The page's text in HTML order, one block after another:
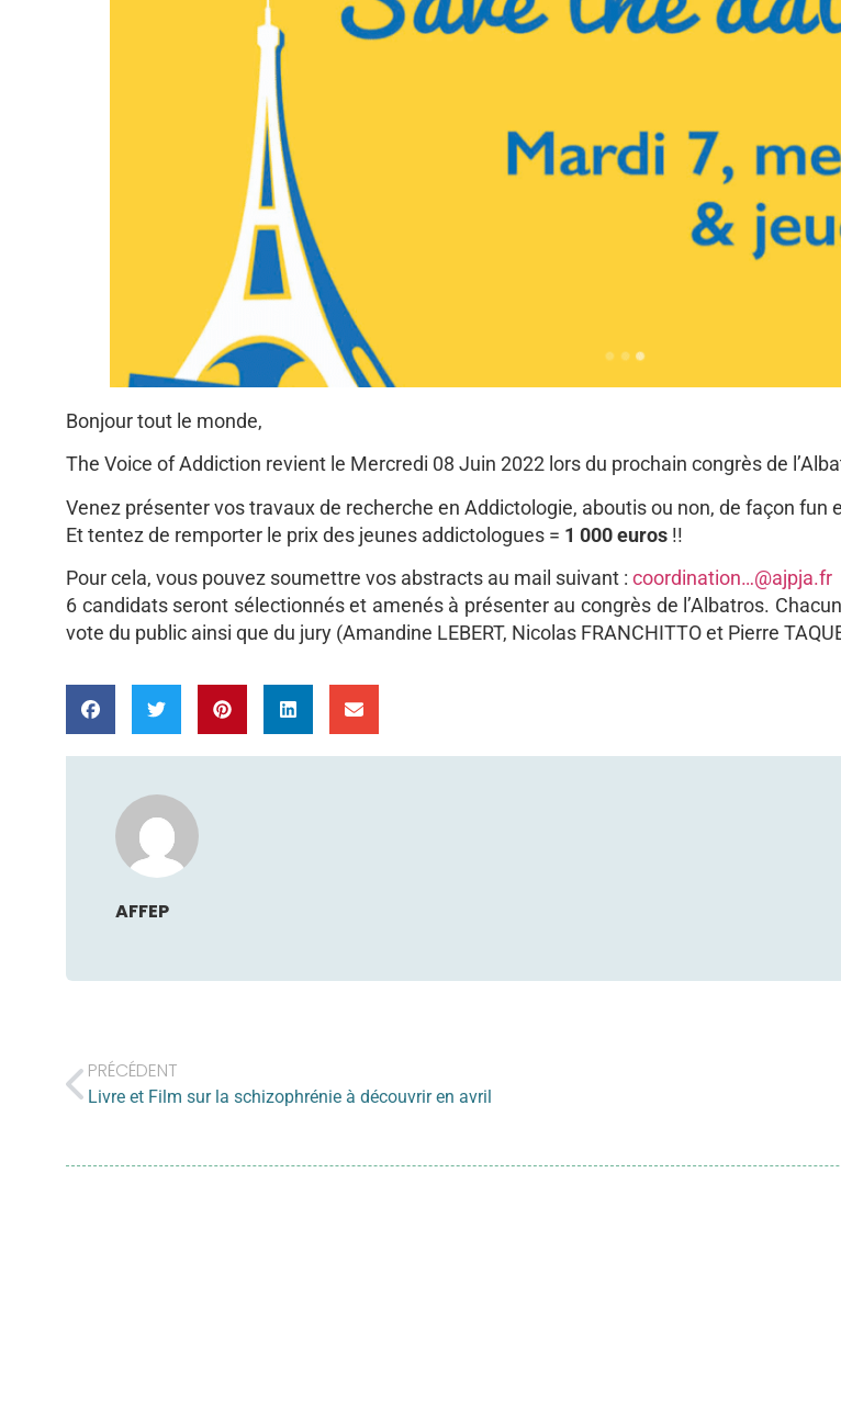
Bonjour tout le monde,
The Voice of Addiction revient le Mercredi 08 Juin 2022 lors du prochain congrès de
Venez présenter vos travaux de recherche en Addictologie, aboutis ou non, de façon fun
Et tentez de remporter le prix des jeunes addictologues = 1 000 euros !!
Pour cela, vous pouvez soumettre vos abstracts au mail suivant : coordination…@ajpja.fr
6 candidats seront sélectionnés et amenés à présenter au congrès de l’Albatros.
vote du public ainsi que du jury (Amandine LEBERT, Nicolas FRANCHITTO et Pierre
AFFEP
PRÉCÉDENT
Livre et Film sur la schizophrénie à découvrir en avril